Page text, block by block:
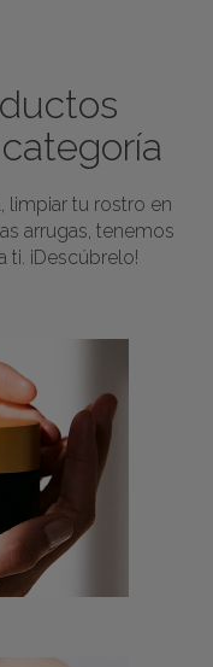
limpiar tu rostro en
arrugas, tenemos
¡Descúbrelo!